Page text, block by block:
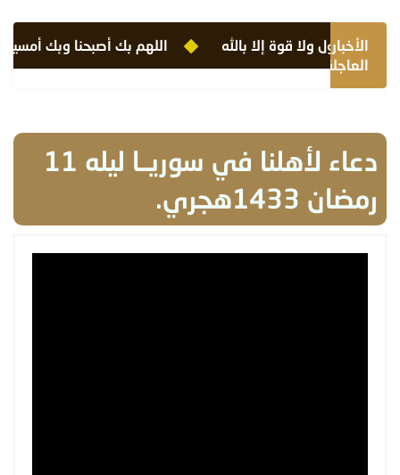
الأخبار
العاجلة
اللهم بك أصبحنا وبك أمسينا لا حول ولا قوة إلا بالله
دعاء لأهلنا في سوريــا ليله 11
رمضان 1433هجري.